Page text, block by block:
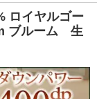
ロイヤルゴー
ブルーム 生